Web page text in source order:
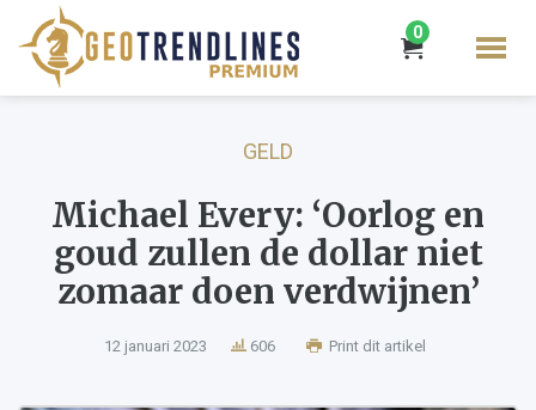
0
GELD
Michael Every: ‘Oorlog en
goud zullen de dollar niet
zomaar doen verdwijnen’
12 januari 2023 606 Print dit artikel